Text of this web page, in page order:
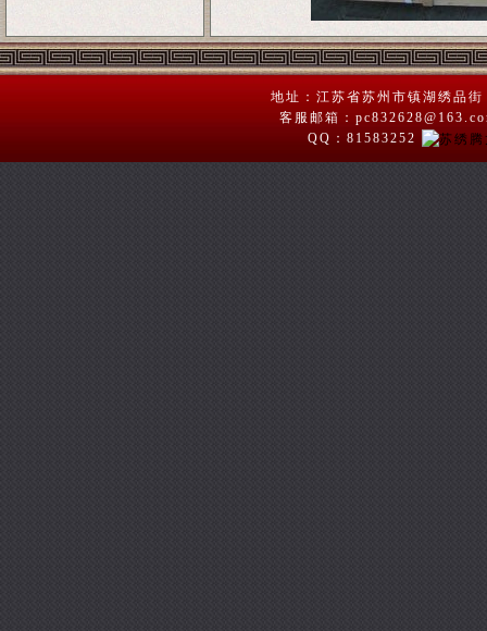
地址：江苏省苏州市镇湖绣品
客服邮箱：
QQ：81583252